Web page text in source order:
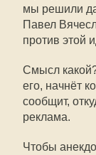
мы решили
Павел
против этой
Смысл
его, начнёт
сообщит,
реклама.
Чтобы